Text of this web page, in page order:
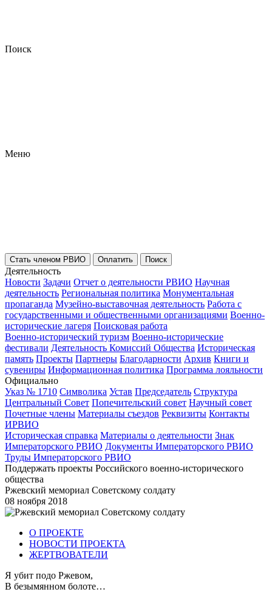
Поиск
Меню
Стать членом РВИО Оплатить Поиск
Деятельность
Новости Задачи Отчет о деятельности РВИО Научная
деятельность Региональная политика Монументальная
пропаганда Музейно-выставочная деятельность Работа с
государственными и общественными организациями Военно-
исторические лагеря Поисковая работа
Военно-исторический туризм Военно-исторические
фестивали Деятельность Комиссий Общества Историческая
память Проекты Партнеры Благодарности Архив Книги и
сувениры Информационная политика Программа лояльности
Официально
Указ № 1710 Символика Устав Председатель Структура
Центральный Совет Попечительский совет Научный совет
Почетные члены Материалы съездов Реквизиты Контакты
ИРВИО
Историческая справка Материалы о деятельности Знак
Императорского РВИО Документы Императорского РВИО
Труды Императорского РВИО
Поддержать проекты Российского военно-исторического
общества
Ржевский мемориал Советскому солдату
08 ноября 2018
О ПРОЕКТЕ
НОВОСТИ ПРОЕКТА
ЖЕРТВОВАТЕЛИ
Я убит подо Ржевом,
В безымянном болоте…